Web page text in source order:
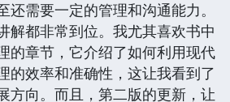
还需要一定的管理和沟通能力。
解都非常到位。我尤其喜欢书中
的章节，它介绍了如何利用现代
的效率和准确性，这让我看到了
方向。而且，第二版的更新，让